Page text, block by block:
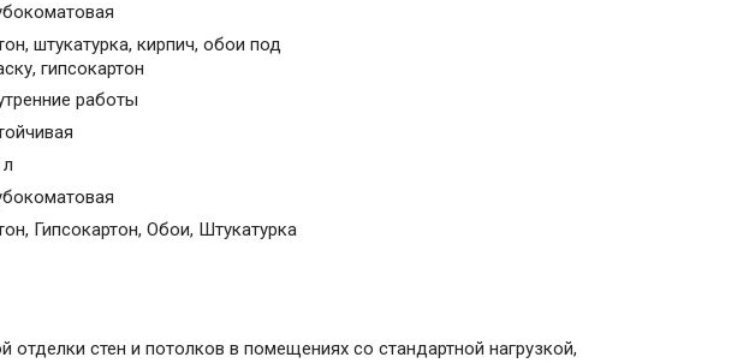
штукатурка, кирпич, обои под
гипсокартон
работы
Гипсокартон, Обои, Штукатурка
стен и потолков в помещениях со стандартной нагрузкой,
и сада
и уборки